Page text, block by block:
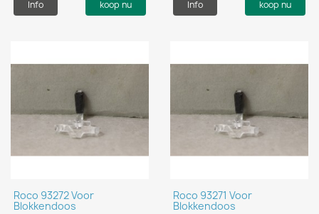
Info koop nu Info koop nu
Roco 93272 Voor
Blokkendoos
Roco 93271 Voor
Blokkendoos